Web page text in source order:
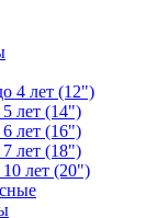
4 лет (12")
лет (14")
лет (16")
лет (18")
лет (20")